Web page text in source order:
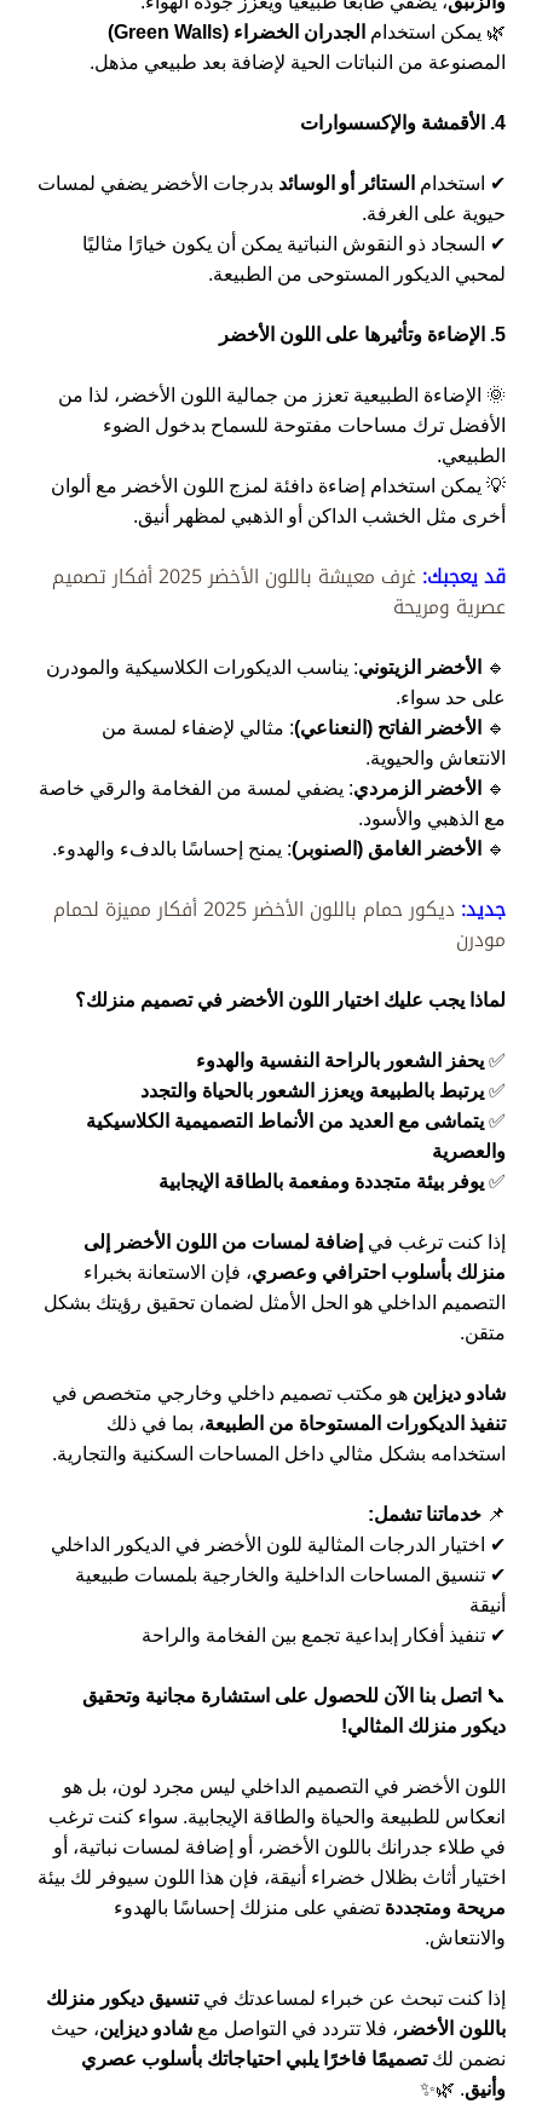
🌿 يمكن استخدام الجدران الخضراء (Green Walls)
المصنوعة من النباتات الحية لإضافة بعد طبيعي مذهل.
4. الأقمشة والإكسسوارات
✔ استخدام الستائر أو الوسائد بدرجات الأخضر يضفي لمسات
حيوية على الغرفة.
✔ السجاد ذو النقوش النباتية يمكن أن يكون خيارًا مثاليًا
لمحبي الديكور المستوحى من الطبيعة.
5. الإضاءة وتأثيرها على اللون الأخضر
🌞 الإضاءة الطبيعية تعزز من جمالية اللون الأخضر، لذا من
الأفضل ترك مساحات مفتوحة للسماح بدخول الضوء
الطبيعي.
💡 يمكن استخدام إضاءة دافئة لمزج اللون الأخضر مع ألوان
أخرى مثل الخشب الداكن أو الذهبي لمظهر أنيق.
قد يعجبك:
غرف معيشة باللون الأخضر 2025 أفكار تصميم
عصرية ومريحة
🔹 الأخضر الزيتوني: يناسب الديكورات الكلاسيكية والمودرن
على حد سواء.
🔹
الأخضر الفاتح (النعناعي): مثالي لإضفاء لمسة من
الانتعاش والحيوية.
🔹
الأخضر الزمردي: يضفي لمسة من الفخامة والرقي خاصة
مع الذهبي والأسود.
🔹
الأخضر الغامق (الصنوبر): يمنح إحساسًا بالدفء والهدوء.
جديد:
ديكور حمام باللون الأخضر 2025 أفكار مميزة لحمام
مودرن
لماذا يجب عليك اختيار اللون الأخضر في تصميم منزلك؟
✅ يحفز الشعور بالراحة النفسية والهدوء
✅ يرتبط بالطبيعة ويعزز الشعور بالحياة والتجدد
✅ يتماشى مع العديد من الأنماط التصميمية الكلاسيكية
والعصرية
✅ يوفر بيئة متجددة ومفعمة بالطاقة الإيجابية
إذا كنت ترغب في إضافة لمسات من اللون الأخضر إلى
منزلك بأسلوب احترافي وعصري، فإن الاستعانة بخبراء
التصميم الداخلي هو الحل الأمثل لضمان تحقيق رؤيتك بشكل
متقن.
شادو ديزاين هو مكتب تصميم داخلي وخارجي متخصص في
تنفيذ الديكورات المستوحاة من الطبيعة، بما في ذلك
استخدامه بشكل مثالي داخل المساحات السكنية والتجارية.
📌 خدماتنا تشمل:
✔ اختيار الدرجات المثالية للون الأخضر في الديكور الداخلي
✔ تنسيق المساحات الداخلية والخارجية بلمسات طبيعية
أنيقة
✔ تنفيذ أفكار إبداعية تجمع بين الفخامة والراحة
📞 اتصل بنا الآن للحصول على استشارة مجانية وتحقيق
ديكور منزلك المثالي!
اللون الأخضر في التصميم الداخلي ليس مجرد لون، بل هو
lنعكاس للطبيعة والحياة والطاقة الإيجابية. سواء كنت ترغب
في طلاء جدرانك باللون الأخضر، أو إضافة لمسات نباتية، أو
اختيار أثاث بظلال خضراء أنيقة، فإن هذا اللون سيوفر لك بيئة
مريحة ومتجددة تضفي على منزلك إحساسًا بالهدوء
والانتعاش.
إذا كنت تبحث عن خبراء لمساعدتك فيتنسيق ديكور منزلك
باللون الأخضر ، فلا تتردد في التواصل مع شادو ديزاين، حيث
نضمن لكتصميمًا فاخرًا يلبي احتياجاتك بأسلوب عصري
وأنيق. 🌿✨